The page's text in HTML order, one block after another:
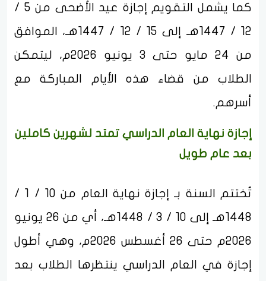
كما يشمل التقويم إجازة عيد الأضحى من 5 /
12 / 1447هـ إلى 15 / 12 / 1447هـ، الموافق
من 24 مايو حتى 3 يونيو 2026م، ليتمكن
الطلاب من قضاء هذه الأيام المباركة مع
أسرهم.
إجازة نهاية العام الدراسي تمتد لشهرين كاملين
بعد عام طويل
تُختتم السنة بـ إجازة نهاية العام من 10 / 1 /
1448هـ إلى 10 / 3 / 1448هـ، أي من 26 يونيو
2026م حتى 26 أغسطس 2026م، وهي أطول
إجازة في العام الدراسي ينتظرها الطلاب بعد